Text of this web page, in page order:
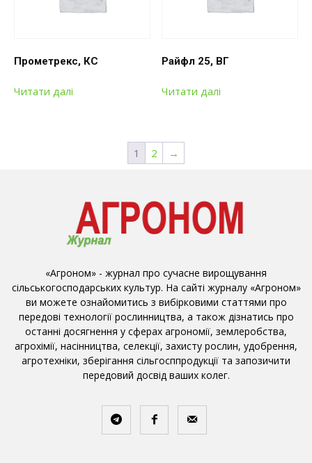
Прометрекс, КС
Читати далі
Райфл 25, ВГ
Читати далі
1 2 →
«Агроном» - журнал про сучасне вирощування
сільськогосподарських культур. На сайті журналу «Агроном»
ви можете ознайомитись з вибірковими статтями про
передові технології рослинництва, а також дізнатись про
останні досягнення у сферах агрономії, землеробства,
агрохімії, насінництва, селекції, захисту рослин, удобрення,
агротехніки, зберігання сільгосппродукції та запозичити
передовий досвід ваших колег.